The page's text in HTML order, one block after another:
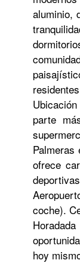
aluminio,
parte
ofrece
coche).
hoy